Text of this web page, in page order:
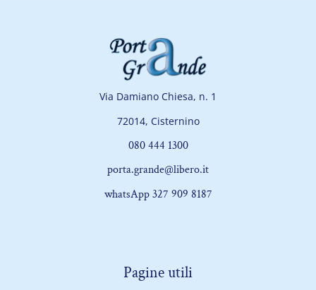
Via Damiano Chiesa, n. 1
72014, Cisternino
080 444 1300
porta.grande@libero.it
whatsApp 327 909 8187
Pagine utili